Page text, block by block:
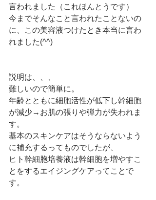
言われました（これほんとうです）
今までそんなこと言われたことないの
に、この美容液つけたとき本当に言わ
れました(^^)
説明は、、、
難しいので簡単に。
年齢とともに細胞活性が低下し幹細胞
が減少→お肌の張りや弾力が失われま
す。
基本のスキンケアはそうならないよう
に補充するってものでしたが、
ヒト幹細胞培養液は幹細胞を増やすこ
とをするエイジングケアってことで
す。